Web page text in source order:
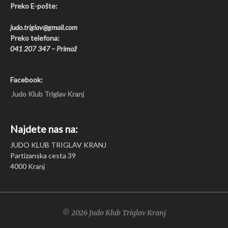
Preko E-pošte:
judo.triglav@gmail.com
Preko telefona:
041 207 347 – Primož
Facebook:
Judo Klub Triglav Kranj
Najdete nas na:
JUDO KLUB TRIGLAV KRANJ
Partizanska cesta 39
4000 Kranj
© 2026 Judo Klub Triglav Kranj